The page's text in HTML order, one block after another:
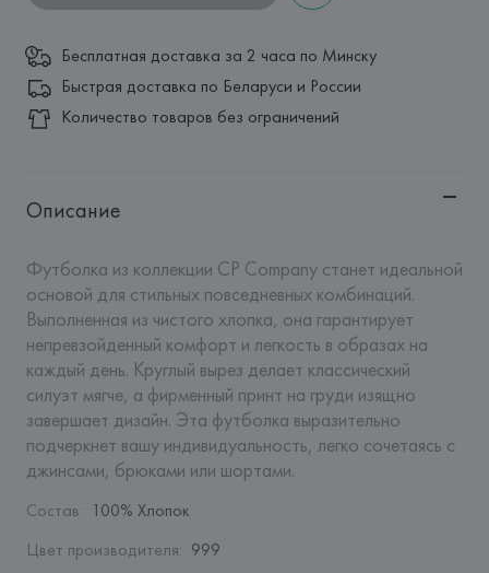
Бесплатная доставка за 2 часа по Минску
Быстрая доставка по Беларуси и России
Количество товаров без ограничений
Описание
Футболка из коллекции CP Company станет идеальной
основой для стильных повседневных комбинаций.
Выполненная из чистого хлопка, она гарантирует
непревзойденный комфорт и легкость в образах на
каждый день. Круглый вырез делает классический
силуэт мягче, а фирменный принт на груди изящно
завершает дизайн. Эта футболка выразительно
подчеркнет вашу индивидуальность, легко сочетаясь с
джинсами, брюками или шортами.
Состав: 100% Хлопок
Цвет производителя: 999